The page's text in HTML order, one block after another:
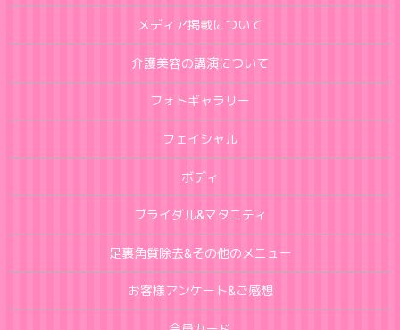
メディア掲載について
介護美容の講演について
フォトギャラリー
フェイシャル
ボディ
ブライダル&マタニティ
足裏角質除去&その他のメニュー
お客様アンケート&ご感想